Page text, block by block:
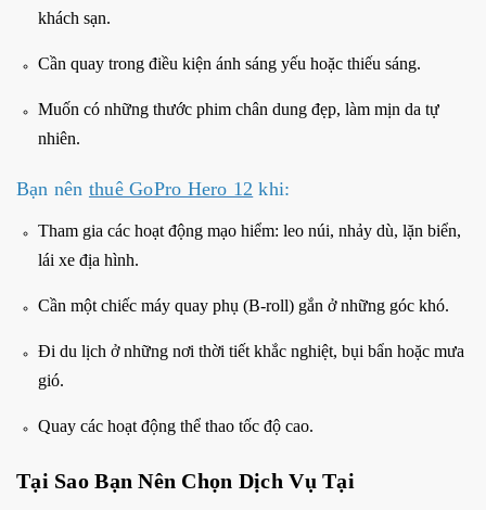
khách sạn.
Cần quay trong điều kiện ánh sáng yếu hoặc thiếu sáng.
Muốn có những thước phim chân dung đẹp, làm mịn da tự
nhiên.
Bạn nên thuê GoPro Hero 12 khi:
Tham gia các hoạt động mạo hiểm: leo núi, nhảy dù, lặn biển,
lái xe địa hình.
Cần một chiếc máy quay phụ (B-roll) gắn ở những góc khó.
Đi du lịch ở những nơi thời tiết khắc nghiệt, bụi bẩn hoặc mưa
gió.
Quay các hoạt động thể thao tốc độ cao.
Tại Sao Bạn Nên Chọn Dịch Vụ Tại